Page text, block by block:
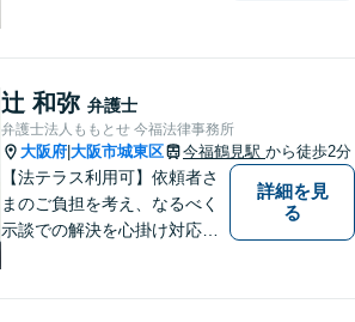
やすい説明を心がけておりま
す。お気軽にご相談くださ
い。
辻 和弥 弁護士
弁護士法人ももとせ 今福法律事務所
大阪府 大阪市城東区 今福鶴見駅 から徒歩2分
【法テラス利用可】依頼者さ
まのご負担を考え、なるべく
示談での解決を心掛け対応い
詳細を見
る